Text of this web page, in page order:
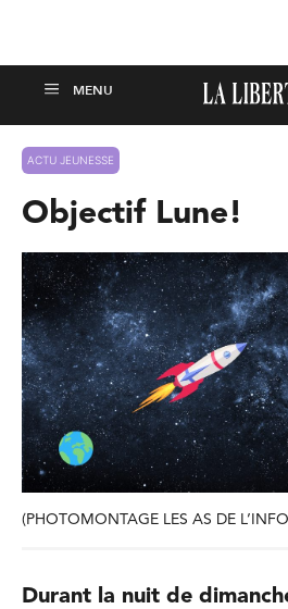
ACTU JEUNESSE
Objectif Lune!
(PHOTOMONTAGE LES AS DE
Durant la nuit de